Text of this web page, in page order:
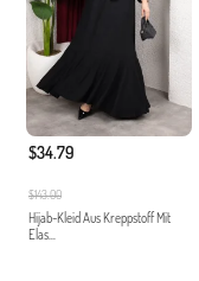
$34.79
$143.00
Hijab-Kleid Aus Kreppstoff Mit
Elas...